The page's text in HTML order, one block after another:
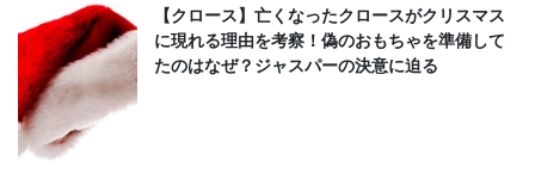
【クロース】亡くなったクロースがクリスマス
に現れる理由を考察！偽のおもちゃを準備して
たのはなぜ？ジャスパーの決意に迫る